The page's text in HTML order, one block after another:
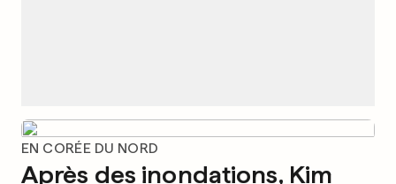
EN CORÉE DU NORD
Après des inondations, Kim